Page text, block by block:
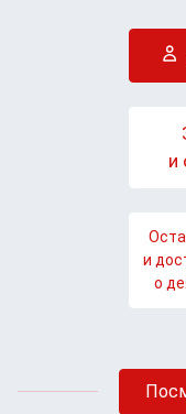
и
и
о